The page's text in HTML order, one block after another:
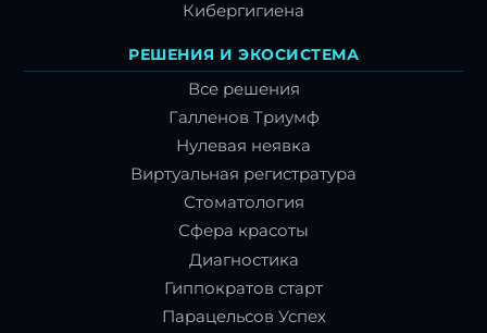
Кибергигиена
РЕШЕНИЯ И ЭКОСИСТЕМА
Все решения
Галленов Триумф
Нулевая неявка
Виртуальная регистратура
Стоматология
Сфера красоты
Диагностика
Гиппократов старт
Парацельсов Успех